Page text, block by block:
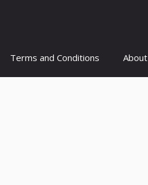
Terms and Conditions About